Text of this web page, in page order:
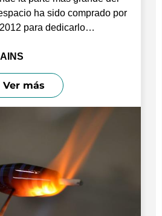
ha sido comprado por
para dedicarlo…
Ver más